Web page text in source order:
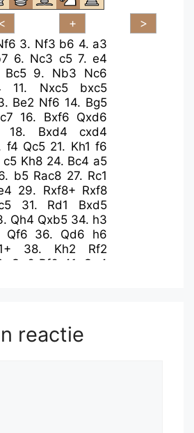
3. Nf3 b6 4. a3
6. Nc3 c5 7. e4
Bc5 9. Nb3
Nc6
11. Nxc5
bxc5
Be2 Nf6 14. Bg5
16. Bxf6 Qxd6
18. Bxd4
cxd4
f4 Qc5 21. Kh1 f6
c5 Kh8 24. Bc4 a5
b5 Rac8 27. Rc1
29. Rxf8+ Rxf8
31. Rd1
Bxd5
Qh4 Qxb5 34. h3
Qf6 36. Qd6
h6
38. Kh2
Rf2
Qg6 Rf6 41.
Qe4
reactie